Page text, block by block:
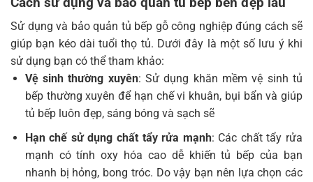
Sử dụng và bảo quản tủ bếp gỗ công nghiệp đúng cách sẽ
giúp bạn kéo dài tuổi thọ tủ. Dưới đây là một số lưu ý khi
sử dụng bạn có thể tham khảo:
Vệ sinh thường xuyên: Sử dụng khăn mềm vệ sinh tủ
bếp thường xuyên để hạn chế vi khuân, bụi bẩn và giúp
tủ bếp luôn đẹp, sáng bóng và sạch sẽ
Hạn chế sử dụng chất tẩy rửa mạnh: Các chất tẩy rửa
mạnh có tính oxy hóa cao dễ khiến tủ bếp của bạn
nhanh bị hỏng, bong tróc. Do vậy bạn nên lựa chọn các